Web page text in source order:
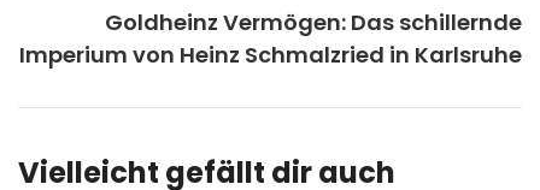
Goldheinz Vermögen: Das schillernde
Imperium von Heinz Schmalzried in Karlsruhe
Vielleicht gefällt dir auch